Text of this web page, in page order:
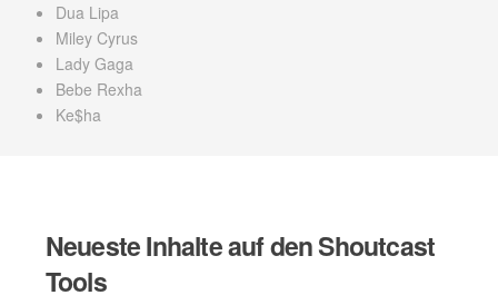
Dua Lipa
Miley Cyrus
Lady Gaga
Bebe Rexha
Ke$ha
Neueste Inhalte auf den Shoutcast
Tools